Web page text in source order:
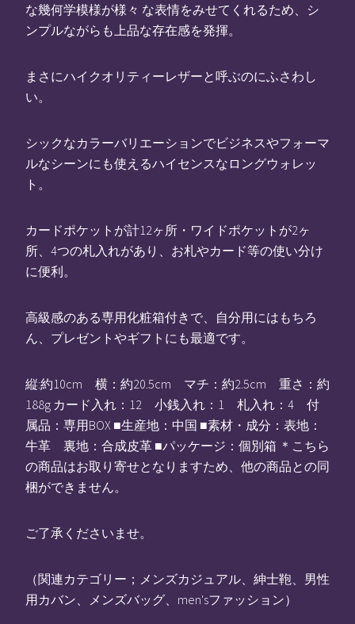
な幾何学模様が様々 な表情をみせてくれるため、シ
ンプルながらも上品な存在感を発揮。
まさにハイクオリティーレザーと呼ぶのにふさわし
い。
シックなカラーバリエーションでビジネスやフォーマ
ルなシーンにも使えるハイセンスなロングウォレッ
ト。
カードポケットが計12ヶ所・ワイドポケットが2ヶ
所、4つの札入れがあり、お札やカード等の使い分け
に便利。
高級感のある専用化粧箱付きで、自分用にはもちろ
ん、プレゼントやギフトにも最適です。
縦:約10cm 横：約20.5cm マチ：約2.5cm 重さ：約
188g カード入れ：12 小銭入れ：1 札入れ：4 付
属品：専用BOX ■生産地：中国 ■素材・成分：表地：
牛革 裏地：合成皮革 ■パッケージ：個別箱 ＊こちら
の商品はお取り寄せとなりますため、他の商品との同
梱ができません。
ご了承くださいませ。
（関連カテゴリー；メンズカジュアル、紳士鞄、男性
用カバン、メンズバッグ、men'sファッション）